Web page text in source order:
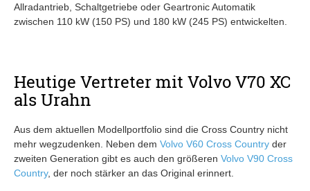
Allradantrieb, Schaltgetriebe oder Geartronic Automatik
zwischen 110 kW (150 PS) und 180 kW (245 PS) entwickelten.
Heutige Vertreter mit Volvo V70 XC
als Urahn
Aus dem aktuellen Modellportfolio sind die Cross Country nicht
mehr wegzudenken. Neben dem Volvo V60 Cross Country der
zweiten Generation gibt es auch den größeren Volvo V90 Cross
Country, der noch stärker an das Original erinnert.